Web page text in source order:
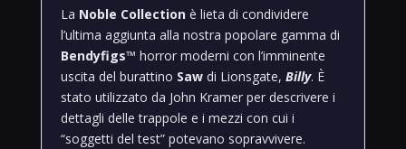
La Noble Collectionè lieta di condividere
l’ultima aggiunta alla nostra popolare gamma di
Bendyfigs™ horror moderni con l’imminente
uscita del burattino Sawdi Lionsgate, Billy. È
stato utilizzato da John Kramer per descrivere i
dettagli delle trappole e i mezzi con cui i
“soggetti del test” potevano sopravvivere.